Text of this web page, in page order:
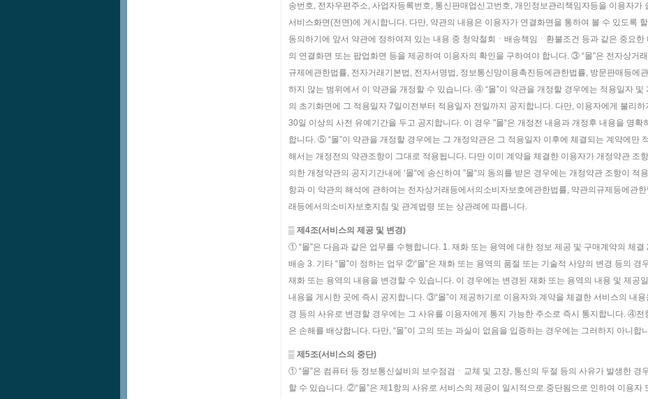
송번호, 전자우편주소, 사업자등록번호, 통신판매업신고번호, 개인정보관리책임자등을 이용자가
서비스화면(전면)에 게시합니다. 다만, 약관의 내용은 이용자가 연결화면을 통하여 볼 수 있도록
동의하기에 앞서 약관에 정하여져 있는 내용 중 청약철회ㆍ배송책임ㆍ환불조건 등과 같은 중요
의 연결화면 또는 팝업화면 등을 제공하여 이용자의 확인을 구하여야 합니다. ③ “몰”은 전자상거
규제에관한법률, 전자거래기본법, 전자서명법, 정보통신망이용촉진등에관한법률, 방문판매등에
하지 않는 범위에서 이 약관을 개정할 수 있습니다. ④ “몰”이 약관을 개정할 경우에는 적용일자
의 초기화면에 그 적용일자 7일이전부터 적용일자 전일까지 공지합니다. 다만, 이용자에게 불리
30일 이상의 사전 유예기간을 두고 공지합니다. 이 경우 "몰“은 개정전 내용과 개정후 내용을 명확
합니다. ⑤ “몰”이 약관을 개정할 경우에는 그 개정약관은 그 적용일자 이후에 체결되는 계약에만
해서는 개정전의 약관조항이 그대로 적용됩니다. 다만 이미 계약을 체결한 이용자가 개정약관 조
의한 개정약관의 공지기간내에 ‘몰“에 송신하여 ”몰“의 동의를 받은 경우에는 개정약관 조항이
항과 이 약관의 해석에 관하여는 전자상거래등에서의소비자보호에관한법률, 약관의규제등에관
래등에서의소비자보호지침 및 관계법령 또는 상관례에 따릅니다.
▒ 제4조(서비스의 제공 및 변경)
① “몰”은 다음과 같은 업무를 수행합니다. 1. 재화 또는 용역에 대한 정보 제공 및 구매계약의 체결
배송 3. 기타 “몰”이 정하는 업무 ②“몰”은 재화 또는 용역의 품절 또는 기술적 사양의 변경 등의
재화 또는 용역의 내용을 변경할 수 있습니다. 이 경우에는 변경된 재화 또는 용역의 내용 및 제공
내용을 게시한 곳에 즉시 공지합니다. ③“몰”이 제공하기로 이용자와 계약을 체결한 서비스의 내
경 등의 사유로 변경할 경우에는 그 사유를 이용자에게 통지 가능한 주소로 즉시 통지합니다. ④전
은 손해를 배상합니다. 다만, “몰”이 고의 또는 과실이 없음을 입증하는 경우에는 그러하지 아니합
▒ 제5조(서비스의 중단)
① “몰”은 컴퓨터 등 정보통신설비의 보수점검ㆍ교체 및 고장, 통신의 두절 등의 사유가 발생한 경
할 수 있습니다. ②“몰”은 제1항의 사유로 서비스의 제공이 일시적으로 중단됨으로 인하여 이용자